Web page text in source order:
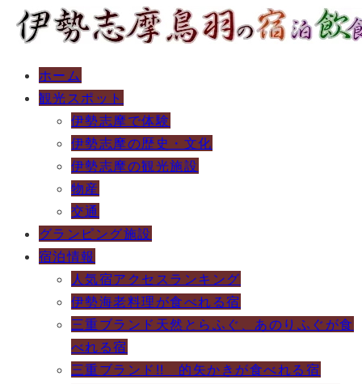
ホーム
観光スポット
伊勢志摩で体験
伊勢志摩の歴史・文化
伊勢志摩の観光施設
物産
交通
グランピング施設
宿泊情報
人気宿アクセスランキング
伊勢海老料理が食べれる宿
三重ブランド天然とらふぐ、あのりふぐが食
べれる宿
三重ブランド!! 的矢かきが食べれる宿